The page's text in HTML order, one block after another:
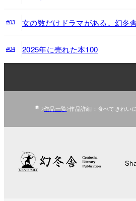
#03 女の数だけドラマがある。幻冬
#04 2025年に売れた本100
作品一覧 作品詳細：食べてきれ